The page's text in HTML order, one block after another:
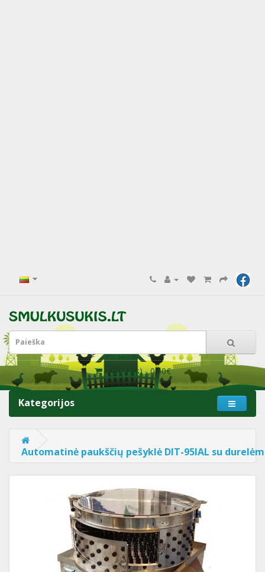
0 prekė(s) - 0.00€
Kategorijos
Automatinė paukščių pešyklė DIT-95IAL su